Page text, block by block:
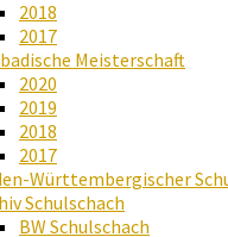
2018
2017
Meisterschaft
2020
2019
2018
2017
Württembergischer
Schulschach
BW Schulschach